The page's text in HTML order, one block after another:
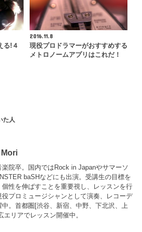
る!４
2016.11.8
現役プロドラマーがおすすめする
メトロノームアプリはこれだ！
た人
院卒。国内ではRock in Japanやサマーソ
baSHなどにも出演。受講生の目標を
個性を伸ばすことを重要視し、レッスンを行
役プロミュージシャンとして演奏、レコーデ
中。首都圏[渋谷、新宿、中野、下北沢、上
エリアでレッスン開催中。